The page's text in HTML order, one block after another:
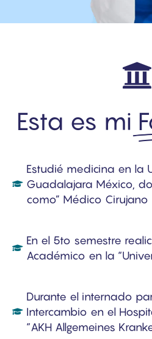
Esta es mi
Estudié medicina en la
Guadalajara México,
como” Médico Cirujano
En el 5to semestre
Académico en la
Durante el internado
Intercambio en el
“AKH Allgemeines